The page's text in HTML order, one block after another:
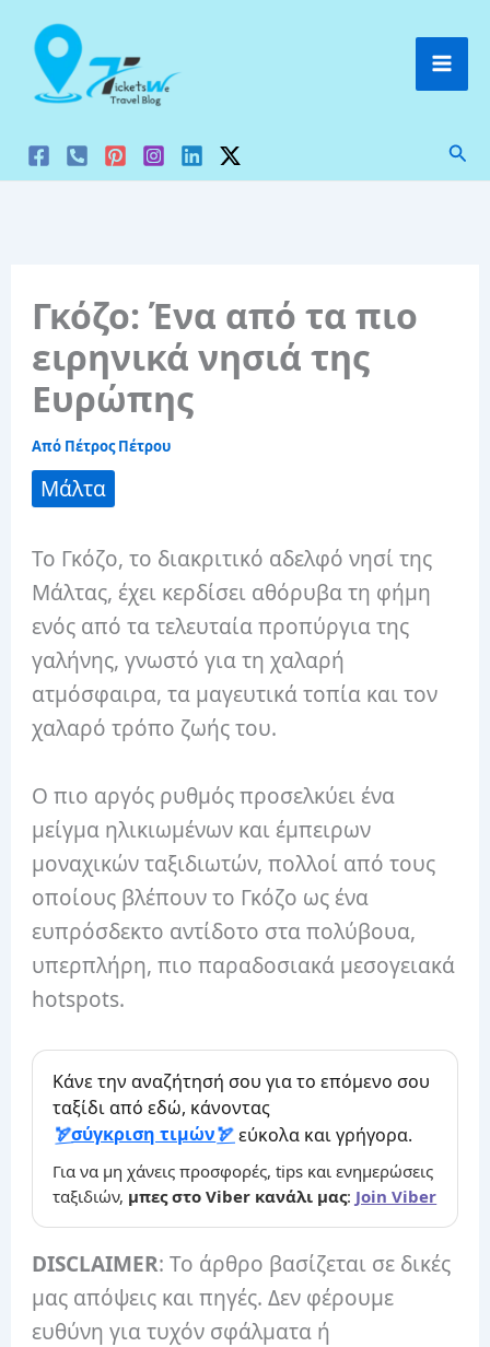
στο
περιεχόμενο
Γκόζο: Ένα από τα πιο
ειρηνικά νησιά της
Ευρώπης
Από Πέτρος Πέτρου
Μάλτα
Το Γκόζο, το διακριτικό αδελφό νησί της
Μάλτας, έχει κερδίσει αθόρυβα τη φήμη
ενός από τα τελευταία προπύργια της
γαλήνης, γνωστό για τη χαλαρή
ατμόσφαιρα, τα μαγευτικά τοπία και τον
χαλαρό τρόπο ζωής του.
Ο πιο αργός ρυθμός προσελκύει ένα
μείγμα ηλικιωμένων και έμπειρων
μοναχικών ταξιδιωτών, πολλοί από τους
οποίους βλέπουν το Γκόζο ως ένα
ευπρόσδεκτο αντίδοτο στα πολύβουα,
υπερπλήρη, πιο παραδοσιακά μεσογειακά
hotspots.
Κάνε την αναζήτησή σου για το επόμενο σου
ταξίδι από εδώ, κάνοντας
σύγκριση τιμών
εύκολα και γρήγορα.
Για να μη χάνεις προσφορές, tips και ενημερώσεις
ταξιδιών, μπες στο Viber κανάλι μας: Join Viber
DISCLAIMER: Το άρθρο βασίζεται σε δικές
μας απόψεις και πηγές. Δεν φέρουμε
ευθύνη για τυχόν σφάλματα ή